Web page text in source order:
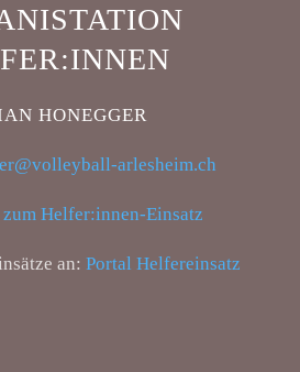
HONEGGER
arlesheim.ch
Helfer:innen-Einsatz
an: Portal Helfereinsatz